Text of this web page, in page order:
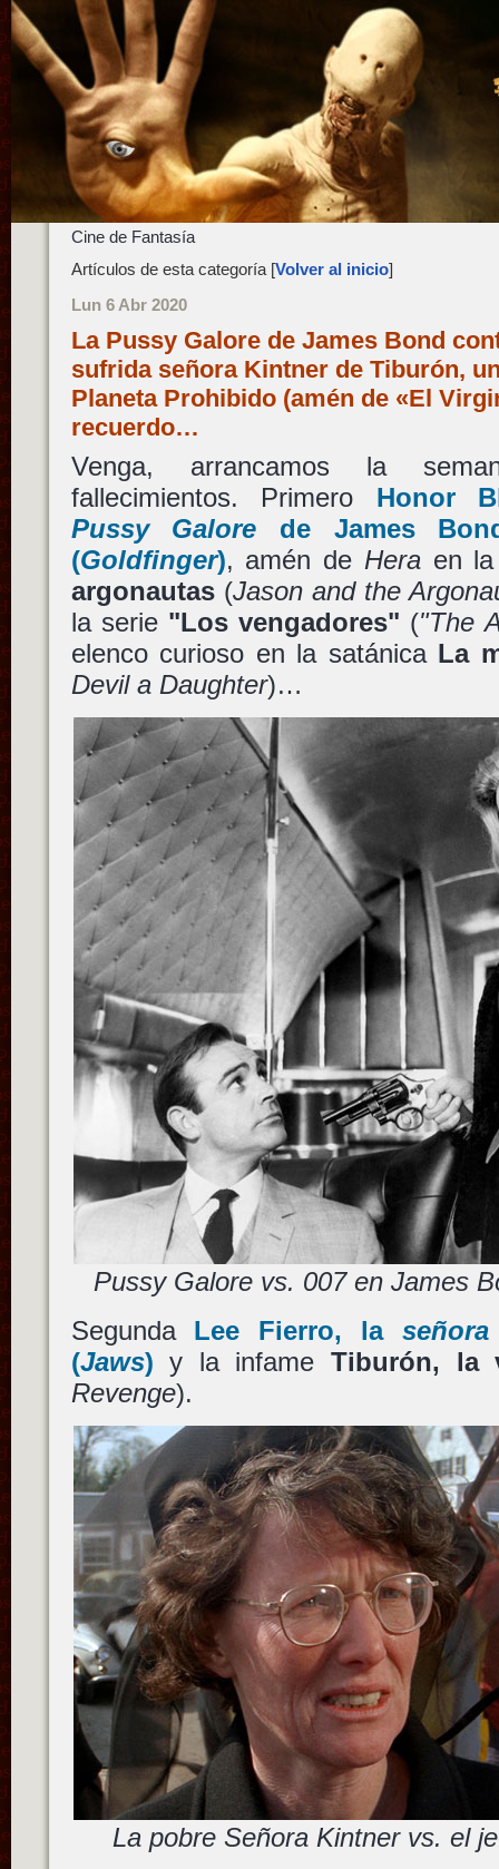
Cine de Fantasía
Artículos de esta categoría [Volver al inicio]
Lun 6 Abr 2020
La Pussy Galore de James Bond
sufrida señora Kintner de Tiburón,
Planeta Prohibido (amén de «El
recuerdo…
Venga, arrancamos la
fallecimientos. Primero Honor
Pussy Galore de James
(Goldfinger), amén de Heraen la
argonautas(Jason and the
la serie "Los vengadores" ("The
elenco curioso en la satánica La
Devil a Daughter)…
Pussy Galore vs. 007 en James
Segunda Lee Fierro, la
(Jaws) y la infameTiburón, la
Revenge).
La pobre Señora Kintner vs. el